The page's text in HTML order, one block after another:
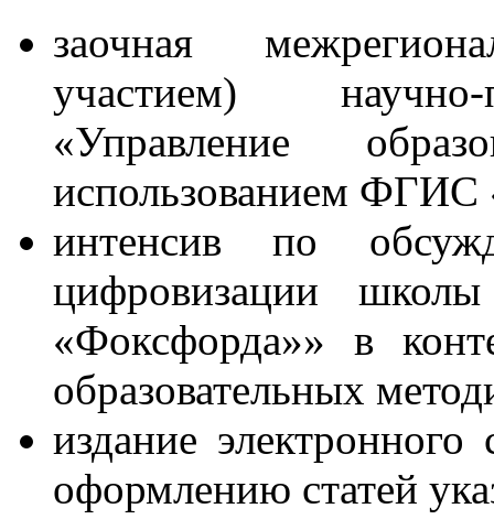
заочная
участием) научно-
«Управление
использованием
интенсив по
цифровизации школы
«Фоксфорда»» в
образовательных
издание электронного
оформлению статей